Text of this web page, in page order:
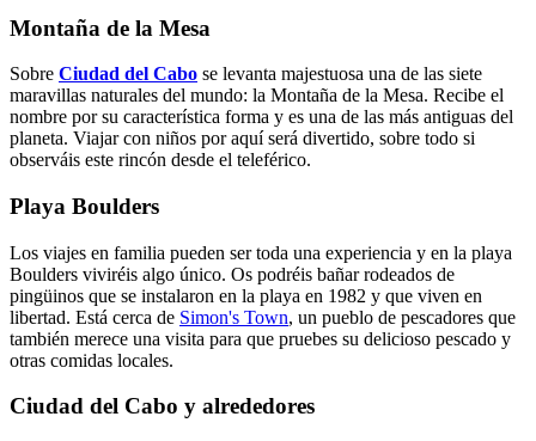
Montaña de la Mesa
Sobre Ciudad del Cabo se levanta majestuosa una de las siete
maravillas naturales del mundo: la Montaña de la Mesa. Recibe el
nombre por su característica forma y es una de las más antiguas del
planeta. Viajar con niños por aquí será divertido, sobre todo si
observáis este rincón desde el teleférico.
Playa Boulders
Los viajes en familia pueden ser toda una experiencia y en la playa
Boulders viviréis algo único. Os podréis bañar rodeados de
pingüinos que se instalaron en la playa en 1982 y que viven en
libertad. Está cerca de Simon's Town, un pueblo de pescadores que
también merece una visita para que pruebes su delicioso pescado y
otras comidas locales.
Ciudad del Cabo y alrededores